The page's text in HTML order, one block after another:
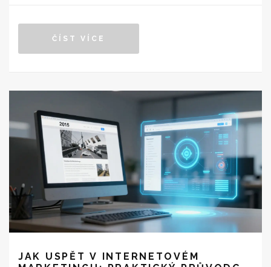
ČÍST VÍCE
JAK USPĚT V INTERNETOVÉM